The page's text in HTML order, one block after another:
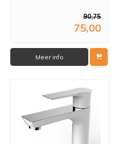
90,75
75,00
Meer info